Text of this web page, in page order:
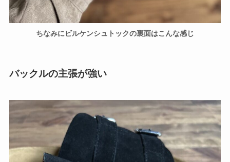
ちなみにビルケンシュトックの裏面はこんな感じ
バックルの主張が強い